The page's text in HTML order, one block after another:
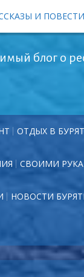
И ПОВЕСТИ
блог о
ОТДЫХ В
СВОИМИ
НОВОСТИ